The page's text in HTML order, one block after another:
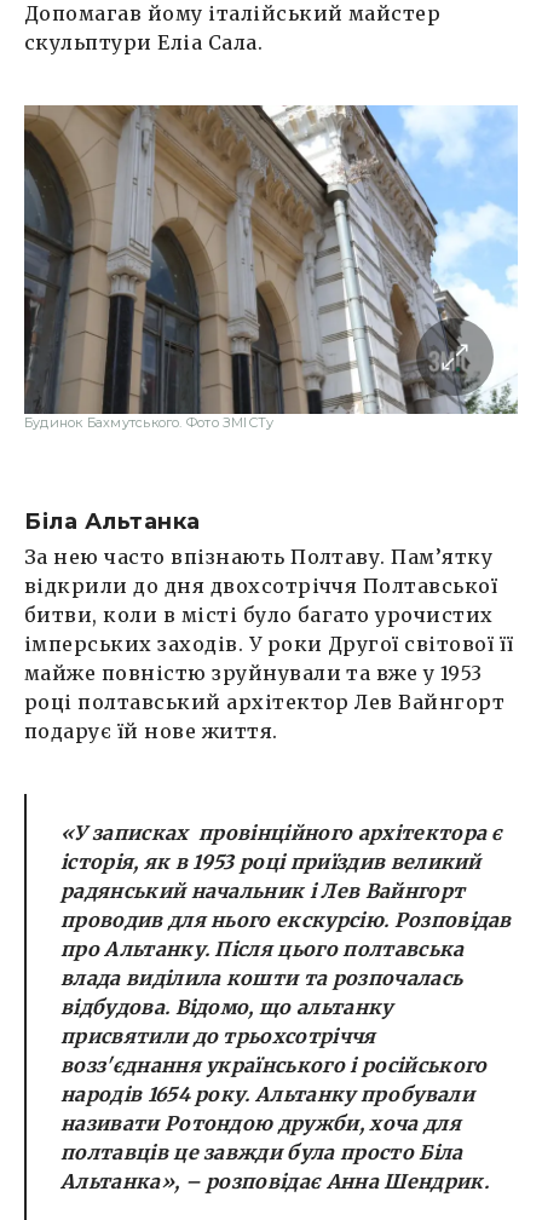
Допомагав йому італійський майстер
скульптури Еліа Сала.
Будинок Бахмутського. Фото ЗМІСТу
Біла Альтанка
За нею часто впізнають Полтаву. Пам’ятку
відкрили до дня двохсотріччя Полтавської
битви, коли в місті було багато урочистих
імперських заходів. У роки Другої світової її
майже повністю зруйнували та вже у 1953
році полтавський архітектор Лев Вайнгорт
подарує їй нове життя.
«У записках провінційного архітектора є
історія, як в 1953 році приїздив великий
радянський начальник і Лев Вайнгорт
проводив для нього екскурсію. Розповідав
про Альтанку. Після цього полтавська
влада виділила кошти та розпочалась
відбудова. Відомо, що альтанку
присвятили до трьохсотріччя
возз'єднання українського і російського
народів 1654 року. Альтанку пробували
називати Ротондою дружби, хоча для
полтавців це завжди була просто Біла
Альтанка», – розповідає Анна Шендрик.